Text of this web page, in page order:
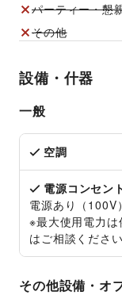
パーティー・懇
その他
設備・什器
一般
空調
電源コンセン
電源あり（100V
※最大使用電力
はご相談ください
その他設備・オ